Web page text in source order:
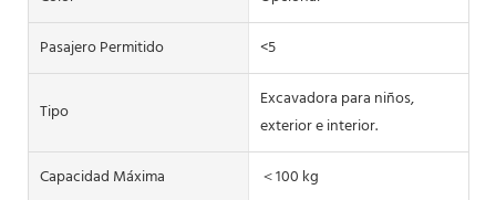
Pasajero Permitido
<5
Tipo
Excavadora para niños,
exterior e interior.
Capacidad Máxima
＜100 kg